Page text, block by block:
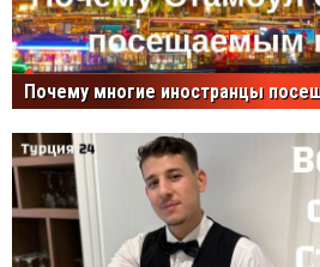
Почему многие иностранцы